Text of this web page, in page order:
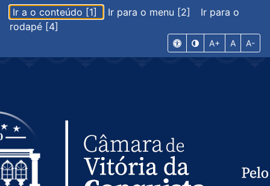
Ir a o conteúdo [1] Ir para o menu [2]
Ir para o
rodapé [4]
A+ A A-